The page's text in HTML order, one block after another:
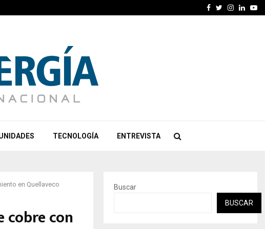
Facebook
Twitter
TECNOLOGÍA ENTREVISTA
en Quellaveco
cobre con
Buscar
BUSCAR